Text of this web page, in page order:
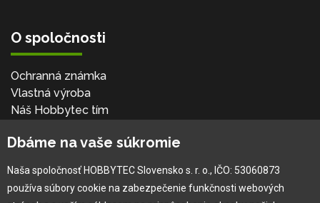
O spoločnosti
Ochranná známka
Vlastná výroba
Náš Hobbytec tím
Naša história
Dbáme na vaše súkromie
Naša spoločnosť HOBBYTEC Slovensko s. r. o., IČO: 53060873
používa súbory cookie na zabezpečenie funkčnosti webových